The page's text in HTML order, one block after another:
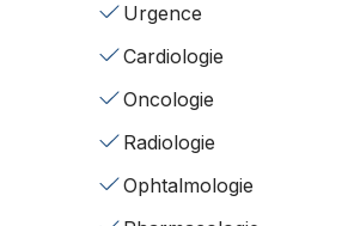
Urgence
Cardiologie
Oncologie
Radiologie
Ophtalmologie